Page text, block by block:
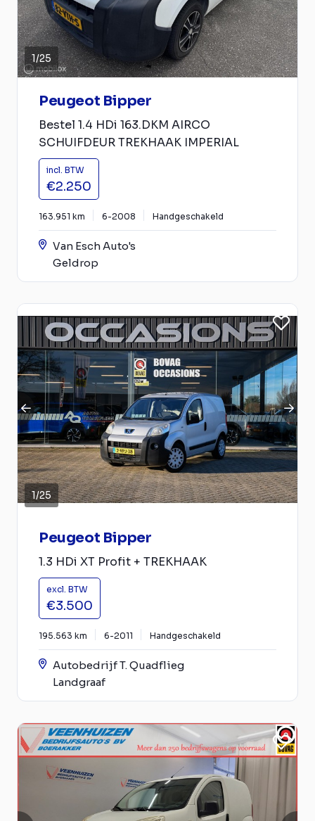
1/25
Peugeot Bipper
Bestel 1.4 HDi 163.DKM AIRCO
SCHUIFDEUR TREKHAAK IMPERIAL
incl. BTW
€2.250
163.951 km 6-2008 Handgeschakeld
Van Esch Auto's
Geldrop
1/25
Peugeot Bipper
1.3 HDi XT Profit + TREKHAAK
excl. BTW
€3.500
195.563 km 6-2011 Handgeschakeld
Autobedrijf T. Quadflieg
Landgraaf